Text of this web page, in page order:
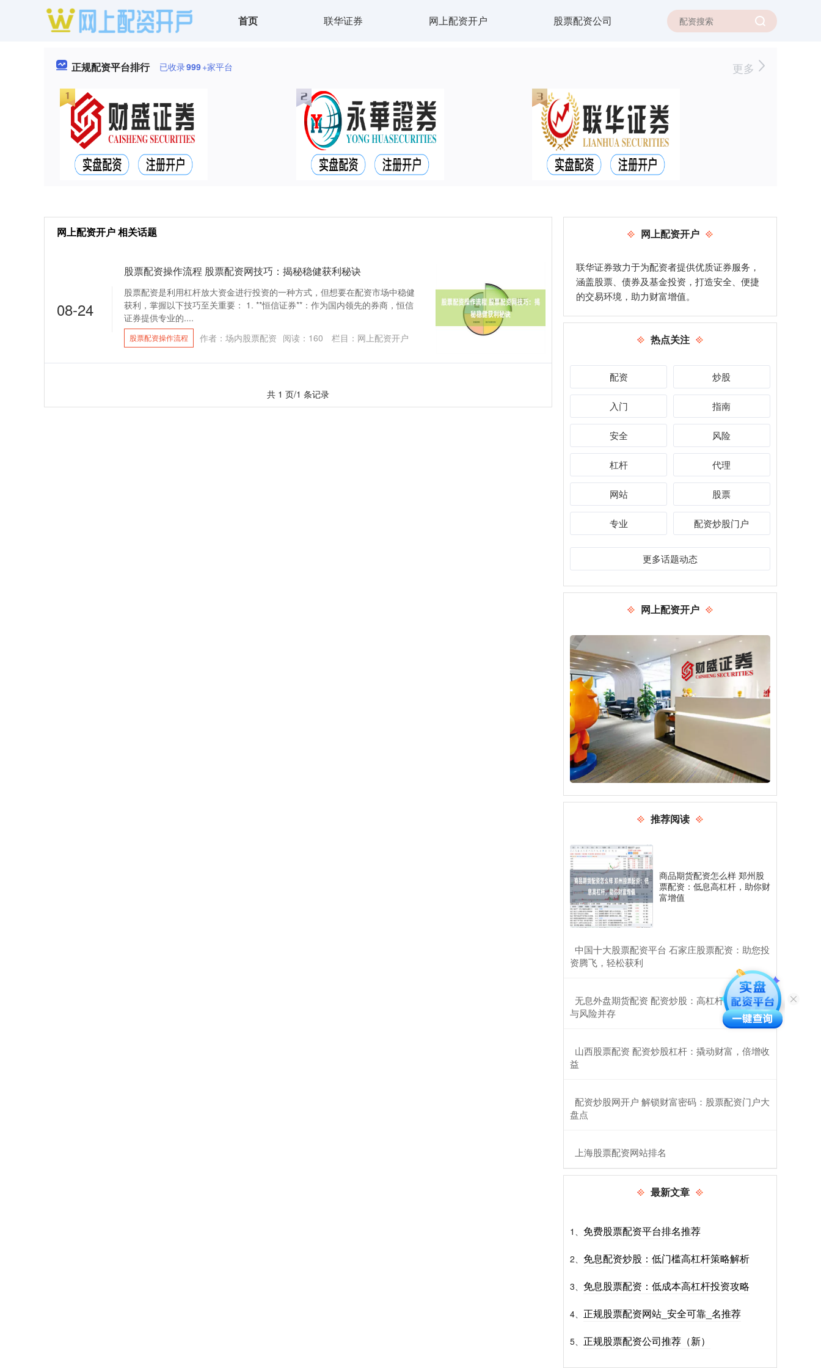
首页 联华证券 网上配资开户 股票配资公司
正规配资平台排行 已收录999+家平台 更多
网上配资开户 相关话题
08-24
股票配资操作流程 股票配资网技巧：揭秘稳健获利秘诀
股票配资是利用杠杆放大资金进行投资的一种方式，但想要在配资市场中稳健
获利，掌握以下技巧至关重要： 1. **恒信证券**：作为国内领先的券商，恒信
证券提供专业的....
股票配资操作流程 作者：场内股票配资 阅读： 160 栏目： 网上配资开户
共 1 页/1 条记录
网上配资开户
联华证券致力于为配资者提供优质证券服务，
涵盖股票、债券及基金投资，打造安全、便捷
的交易环境，助力财富增值。
热点关注
配资 炒股
入门 指南
安全 风险
杠杆 代理
网站 股票
专业 配资炒股门户
更多话题动态
网上配资开户
推荐阅读
商品期货配资怎么样 郑州股
票配资：低息高杠杆，助你财
富增值
​中国十大股票配资平台 石家庄股票配资：助您投
资腾飞，轻松获利
​无息外盘期货配资 配资炒股：高杠杆投资，收益
与风险并存
​山西股票配资 配资炒股杠杆：撬动财富，倍增收
益
​配资炒股网开户 解锁财富密码：股票配资门户大
盘点
​上海股票配资网站排名
最新文章
1、 免费股票配资平台排名推荐
2、 免息配资炒股：低门槛高杠杆策略解析
3、 免息股票配资：低成本高杠杆投资攻略
4、 正规股票配资网站_安全可靠_名推荐
5、 正规股票配资公司推荐（新）